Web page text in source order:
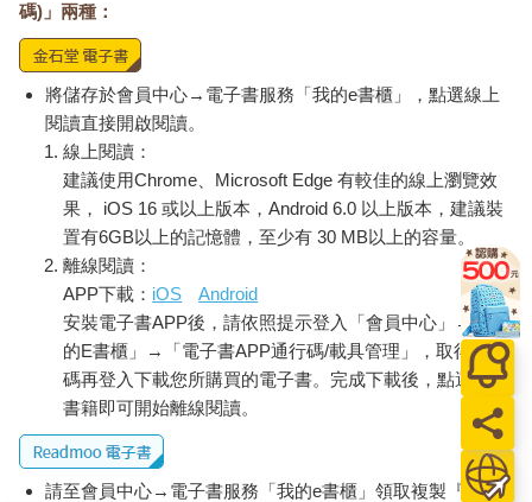
「是嗎？這麼說來，我發現您也是個肩膀寬闊的人呢。」
雖然沒有同甘共苦，但這個話題喚醒了彼此青春時代刻苦訓練的
回憶。
像這樣，擅長閒聊的人，會清楚記得過去發生的事，並將這些記
憶儲存起來，以便隨時隨地取用。
對打棒球的人來說，就像在板凳區準備出場的感覺。
只要教練（大腦）一說「該你出場了」，就會馬上衝上去（打開
記憶）。
不擅閒聊的人，不會將過去的記憶置於「板凳區」，而是長時間
放在板凳區後面。
所以，教練（大腦）下達出場命令後，他還需要花費一定的時間
進入替補狀態（打開記憶）。
如前所述，我們能夠明白：擅長閒聊的人，會吸引別人。
因為他們相信藉由談論過去的事，可以產生「共時性 9」
（Synchronicity）。
從「比嘉」這個姓氏可以引出「學生時代到沖繩旅遊」的話題。
碼)」兩種：
將儲存於會員中心→電子書服務「我的e書櫃」，點選線上
閱讀直接開啟閱讀。
線上閱讀：
建議使用Chrome、Microsoft Edge 有較佳的線上瀏覽效
果， iOS 16 或以上版本，Android 6.0 以上版本，建議裝
置有6GB以上的記憶體，至少有 30 MB以上的容量。
離線閱讀：
APP下載： iOS
Android
安裝電子書APP後，請依照提示登入「會員中心」→「我
的E書櫃」→「電子書APP通行碼/載具管理」，取得通行
碼再登入下載您所購買的電子書。完成下載後，點選任一
書籍即可開始離線閱讀。
請至會員中心→電子書服務「我的e書櫃」領取複製『兌換